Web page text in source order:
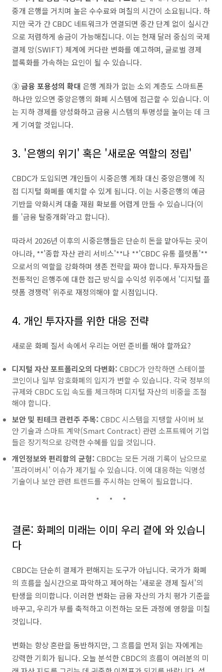
중개 은행을 거치며 높은 수수료와 며칠의 시간이 소요됩니다. 하
지만 국가 간 CBDC 네트워크가 연결되면 중간 단계 없이 실시간
으로 저렴하게 송금이 가능해집니다. 이는 현재 달러 중심의 국제
결제 망(SWIFT) 체계에 커다란 변화를 예고하며, 글로벌 경제
블록화를 가속하는 요인이 될 수 있습니다.
③ 금융 포용성의 확대 은행 계좌가 없는 소외 계층도 스마트폰
하나만 있으면 중앙은행의 화폐 시스템에 접근할 수 있습니다. 이
는 지하 경제를 양성화하고 금융 시스템의 투명성을 높이는 데 크
게 기여할 것입니다.
3. '은행의 위기' 혹은 '새로운 역할의 정립'
CBDC가 도입되면 개인들이 시중은행 계좌 대신 중앙은행에 직
접 디지털 화폐를 예치할 수 있게 됩니다. 이는 시중은행의 예금
기반을 약화시켜 대출 재원 확보를 어렵게 만들 수 있습니다(이
를 '금융 탈중개화'라고 합니다).
따라서 2026년 이후의 시중은행들은 단순히 돈을 맡아두는 곳이
아니라, **'종합 자산 관리 서비스'**나 **'CBDC 유통 플랫폼'**
으로서의 역할을 강화하며 생존 전략을 짜야 합니다. 투자자들은
전통적인 은행주에 대한 접근 방식을 수익성 위주에서 '디지털 플
랫폼 경쟁력' 위주로 재정의해야 할 시점입니다.
4. 개인 투자자를 위한 대응 전략
새로운 화폐 질서 속에서 우리는 어떤 준비를 해야 할까요?
디지털 자산 포트폴리오의 다변화: CBDC가 안착하면 스테이블
코인이나 일부 암호화폐의 입지가 변할 수 있습니다. 각국 정부의
규제와 CBDC 도입 속도를 체크하며 디지털 자산의 비중을 조절
해야 합니다.
보안 및 핀테크 관련주 주목: CBDC 시스템을 지탱할 사이버 보
안 기술과 스마트 계약(Smart Contract) 관련 소프트웨어 기업
들은 장기적으로 강력한 수혜를 입을 것입니다.
개인정보와 편리함의 균형: CBDC는 모든 거래 기록이 남으므로
'프라이버시' 이슈가 제기될 수 있습니다. 이에 대응하는 익명성
기술이나 보안 관련 트렌드를 주시하는 안목이 필요합니다.
결론: 화폐의 미래는 이미 우리 곁에 와 있습니
다
CBDC는 단순히 결제가 편해지는 도구가 아닙니다. 국가가 화폐
의 흐름을 실시간으로 파악하고 제어하는 '새로운 경제 질서'의
탄생을 의미합니다. 이러한 변화는 금융 자산의 가치 평가 기준을
바꾸고, 우리가 부를 축적하고 이전하는 모든 과정에 영향을 미칠
것입니다.
변화는 항상 혼란을 동반하지만, 그 흐름을 먼저 읽는 자에게는
강력한 기회가 됩니다. 오늘 분석한 CBDC의 흐름이 여러분의 미